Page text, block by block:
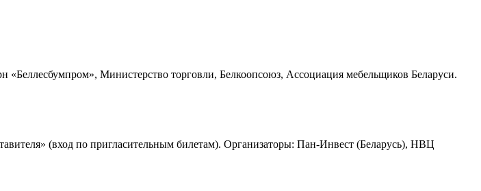
Министерство торговли, Белкоопсоюз, Ассоциация мебельщиков Беларуси.
(вход по пригласительным билетам). Организаторы: Пан-Инвест (Беларусь), НВЦ